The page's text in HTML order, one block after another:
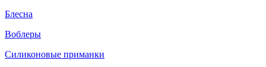
Блесна
Воблеры
Силиконовые приманки